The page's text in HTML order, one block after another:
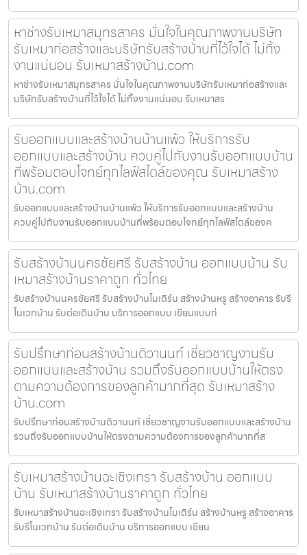
หาช่างรับเหมาสมุทรสาคร มั่นใจในคุณภาพงานบริษัท
รับเหมาก่อสร้างและบริษัทรับสร้างบ้านที่ไว้ใจได้ ไม่ทิ้ง
งานแน่นอน รับเหมาสร้างบ้าน.com
หาช่างรับเหมาสมุทรสาคร มั่นใจในคุณภาพงานบริษัทรับเหมาก่อสร้างและ
บริษัทรับสร้างบ้านที่ไว้ใจได้ ไม่ทิ้งงานแน่นอน รับเหมาสร
รับออกแบบและสร้างบ้านบ้านแพ้ว ให้บริการรับ
ออกแบบและสร้างบ้าน ควบคู่ไปกับงานรับออกแบบบ้าน
ที่พร้อมตอบโจทย์ทุกไลฟ์สไตล์ของคุณ รับเหมาสร้าง
บ้าน.com
รับออกแบบและสร้างบ้านบ้านแพ้ว ให้บริการรับออกแบบและสร้างบ้าน
ควบคู่ไปกับงานรับออกแบบบ้านที่พร้อมตอบโจทย์ทุกไลฟ์สไตล์ของค
รับสร้างบ้านนครชัยศรี รับสร้างบ้าน ออกแบบบ้าน รับ
เหมาสร้างบ้านราคาถูก ทั่วไทย
รับสร้างบ้านนครชัยศรี รับสร้างบ้านโมเดิร์น สร้างบ้านหรู สร้างอาคาร รับรี
โนเวทบ้าน รับต่อเติมบ้าน บริการออกแบบ เขียนแบบก่
รับปรึกษาก่อนสร้างบ้านติวานนท์ เชี่ยวชาญงานรับ
ออกแบบและสร้างบ้าน รวมถึงรับออกแบบบ้านให้ตรง
ตามความต้องการของลูกค้ามากที่สุด รับเหมาสร้าง
บ้าน.com
รับปรึกษาก่อนสร้างบ้านติวานนท์ เชี่ยวชาญงานรับออกแบบและสร้างบ้าน
รวมถึงรับออกแบบบ้านให้ตรงตามความต้องการของลูกค้ามากที่ส
รับเหมาสร้างบ้านฉะเชิงเทรา รับสร้างบ้าน ออกแบบ
บ้าน รับเหมาสร้างบ้านราคาถูก ทั่วไทย
รับเหมาสร้างบ้านฉะเชิงเทรา รับสร้างบ้านโมเดิร์น สร้างบ้านหรู สร้างอาคาร
รับรีโนเวทบ้าน รับต่อเติมบ้าน บริการออกแบบ เขียน